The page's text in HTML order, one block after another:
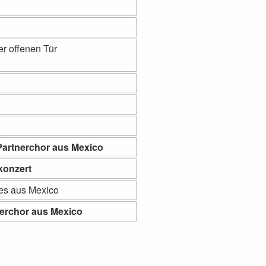
offenen Tür
aus Mexico
aus Mexico
aus Mexico